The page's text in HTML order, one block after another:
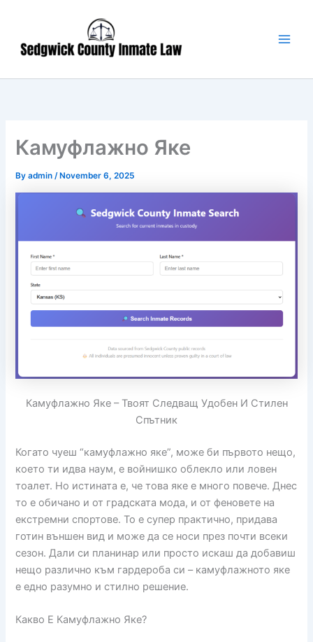
content
Камуфлажно Яке
Byadmin/ November 6, 2025
Камуфлажно Яке – Твоят Следващ Удобен И Стилен
Спътник
Когато чуеш “камуфлажно яке”, може би първото нещо,
което ти идва наум, е войнишко облекло или ловен
тоалет. Но истината е, че това яке е много повече. Днес
то е обичано и от градската мода, и от феновете на
екстремни спортове. То е супер практично, придава
готин външен вид и може да се носи през почти всеки
сезон. Дали си планинар или просто искаш да добавиш
нещо различно към гардероба си – камуфлажното яке
е едно разумно и стилно решение.
Какво Е Камуфлажно Яке?